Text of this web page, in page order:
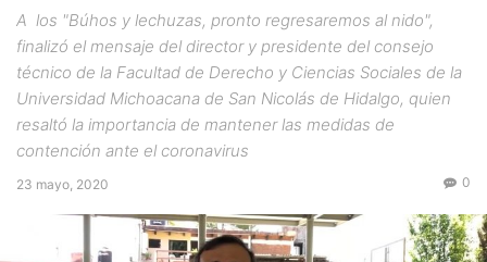
A los "Búhos y lechuzas, pronto regresaremos al nido",
finalizó el mensaje del director y presidente del consejo
técnico de la Facultad de Derecho y Ciencias Sociales de la
Universidad Michoacana de San Nicolás de Hidalgo, quien
resaltó la importancia de mantener las medidas de
contención ante el coronavirus
23 mayo, 2020 0